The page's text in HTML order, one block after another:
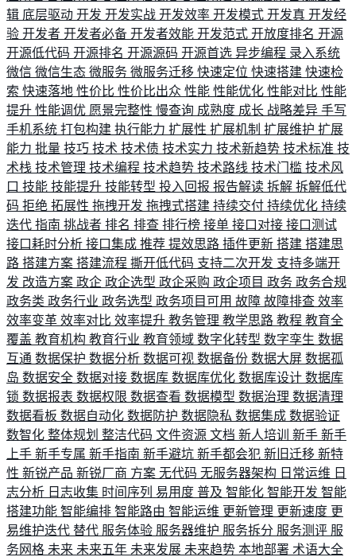
辑 底层驱动 开发 开发实战 开发效率 开发模式 开发真 开发经
验 开发者 开发者必备 开发者效能 开发范式 开放度排名 开源
开源低代码 开源排名 开源源码 开源首选 异步编程 录入系统
微信 微信生态 微服务 微服务迁移 快速定位 快速搭建 快速检
索 快速落地 性价比 性价比出众 性能 性能优化 性能对比 性能
提升 性能调优 愿景完整性 慢查询 成熟度 成长 战略差异 手写
手机系统 打包构建 执行能力 扩展性 扩展机制 扩展维护 扩展
能力 批量 技巧 技术 技术债 技术实力 技术新趋势 技术标准 技
术栈 技术管理 技术编程 技术趋势 技术路线 技术门槛 技术风
口 技能 技能提升 技能转型 投入回报 报告解读 拆解 拆解低代
码 拒绝 拓展性 拖拽开发 拖拽式搭建 持续交付 持续优化 持续
迭代 指南 挑战者 排名 排查 排行榜 接单 接口对接 接口测试
接口耗时分析 接口集成 推荐 提效思路 插件更新 搭建 搭建思
路 搭建方案 搭建流程 撕开低代码 支持二次开发 支持多端开
发 改造方案 政企 政企选型 政企采购 政企项目 政务 政务合规
政务类 政务行业 政务选型 政务项目可用 故障 故障排查 效率
效率变革 效率对比 效率提升 教务管理 教学思路 教程 教育全
覆盖 教育机构 教育行业 教育领域 数字化转型 数字孪生 数据
互通 数据保护 数据分析 数据可视 数据备份 数据大屏 数据孤
岛 数据安全 数据对接 数据库 数据库优化 数据库设计 数据库
锁 数据报表 数据权限 数据查看 数据模型 数据治理 数据清理
数据看板 数据自动化 数据防护 数据隐私 数据集成 数据验证
数智化 整体规划 整洁代码 文件资源 文档 新人培训 新手 新手
上手 新手专属 新手指南 新手避坑 新手都会犯 新旧迁移 新特
性 新锐产品 新锐厂商 方案 无代码 无服务器架构 日常运维 日
志分析 日志收集 时间序列 易用度 普及 智能化 智能开发 智能
搭建功能 智能编排 智能路由 智能运维 更新管理 更新速度 更
易维护迭代 替代 服务体验 服务器维护 服务拆分 服务测评 服
务网格 未来 未来五年 未来发展 未来趋势 本地部署 术语大全